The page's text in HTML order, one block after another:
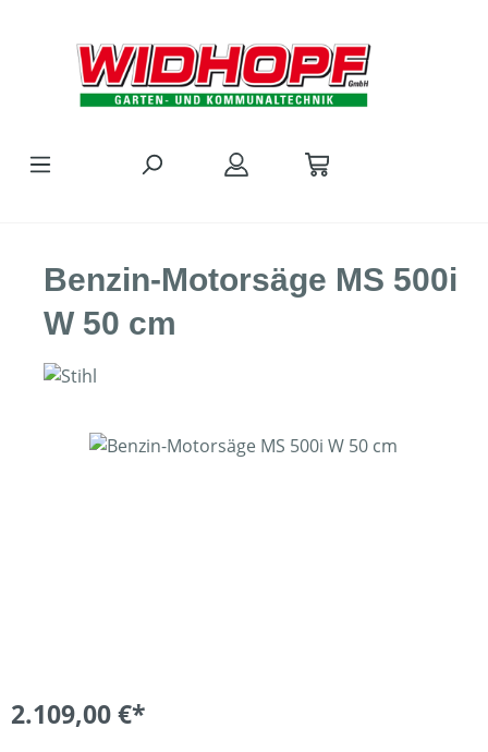
Benzin-Motorsäge MS 500i
W 50 cm
Bildergalerie überspringen
2.109,00 €*